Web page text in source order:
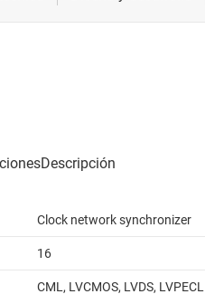
Clock network synchronizer
16
CML, LVCMOS, LVDS, LVPECL